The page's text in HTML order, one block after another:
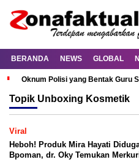
BERANDA NEWS GLOBAL
Oknum Polisi yang Bentak Guru
Topik Unboxing Kosmetik
Viral
Heboh! Produk Mira Hayati
Bpoman, dr. Oky Temukan